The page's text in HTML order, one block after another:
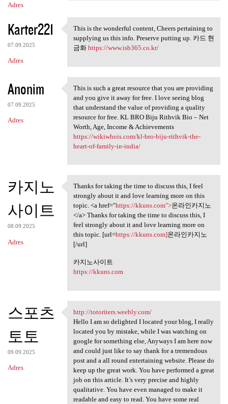
Adres
Karter221
07.09.2025
Adres
This is the wonderful content
This is the wonderful content, Cheers pertaining to
supplying us this info. Preserve putting up. 카드 현
금화 https://www.isb365.co.kr/
Anonim
07.09.2025
Adres
This is such a great resource
This is such a great resource that you are providing
and you give it away for free. I love seeing blog
that understand the value of providing a quality
resource for free. KL BRO Biju Rithvik Bio – Net
Worth, Age, Income & Achievements
https://wikiwhois.com/kl-bro-biju-rithvik-the-
heart-of-family-in-india/
카지노
사이트
08.09.2025
Adres
Thanks for taking the time to
Thanks for taking the time to discuss this, I feel
strongly about it and love learning more on this
topic. <a href="https://kkuns.com">온라인카지노
</a> Thanks for taking the time to discuss this, I
feel strongly about it and love learning more on
this topic. [url=https://kkuns.com]온라인카지노
[/url]
카지노사이트
https://kkuns.com
스포츠
토토
09.09.2025
Adres
http://totoriters.weebly.com/
http://totoriters.weebly.com/
Hello I am so delighted I located your blog, I really
located you by mistake, while I was watching on
google for something else, Anyways I am here now
and could just like to say thank for a tremendous
post and a all round entertaining website. Please do
keep up the great work. You have performed a great
job on this article. It’s very precise and highly
qualitative. You have even managed to make it
readable and easy to read. You have some real